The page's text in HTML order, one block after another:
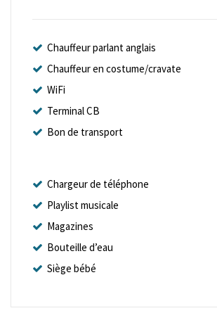
Chauffeur parlant anglais
Chauffeur en costume/cravate
WiFi
Terminal CB
Bon de transport
Chargeur de téléphone
Playlist musicale
Magazines
Bouteille d’eau
Siège bébé